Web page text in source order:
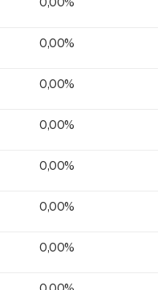
0,00%
0,00%
0,00%
0,00%
0,00%
0,00%